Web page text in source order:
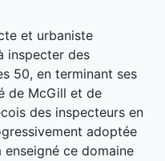
et urbaniste
inspecter des
50, en terminant ses
de McGill et de
des inspecteurs en
adoptée
enseigné ce domaine